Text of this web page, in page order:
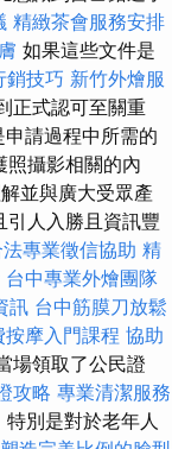
精緻茶會服務安排
如果這些文件是
銷技巧 新竹外燴服
正式認可至關重
申請過程中所需的
照攝影相關的內
並與廣大受眾產
人入勝且資訊豐
專業徵信協助 精
台中專業外燴團隊
訊 台中筋膜刀放鬆
按摩入門課程 協助
場領取了公民證
攻略 專業清潔服務
別是對於老年人